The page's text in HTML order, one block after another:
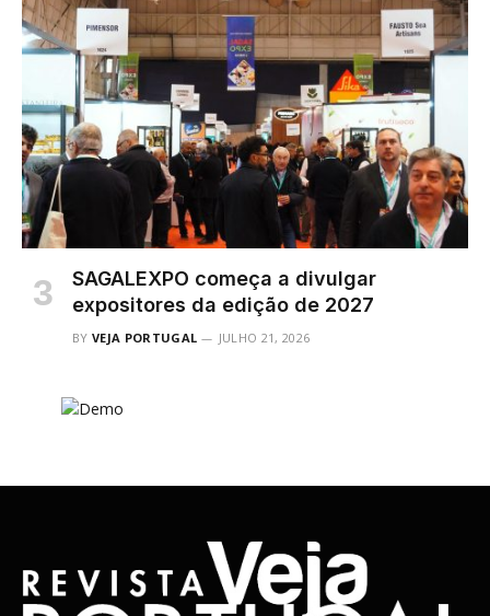
SAGALEXPO começa a divulgar
expositores da edição de 2027
BY VEJA PORTUGAL JULHO 21, 2026